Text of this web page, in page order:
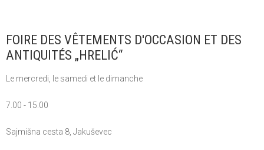
FOIRE DES VÊTEMENTS D'OCCASION ET DES
ANTIQUITÉS „HRELIĆ“
Le mercredi, le samedi et le dimanche
7.00 - 15.00
Sajmišna cesta 8, Jakuševec